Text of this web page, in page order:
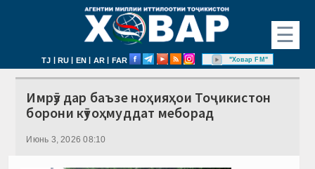
☰
TJ | RU | EN | AR | FAR "Ховар FM"
Имрӯз дар баъзе ноҳияҳои Тоҷикистон
борони кӯтоҳмуддат меборад
Июнь 3, 2026 08:10